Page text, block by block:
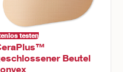
testen
Beutel